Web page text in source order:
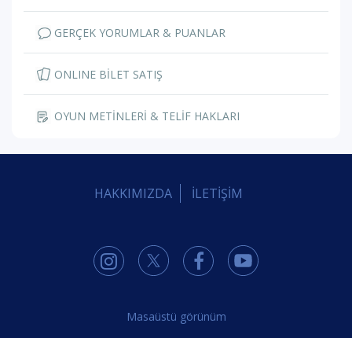
GERÇEK YORUMLAR & PUANLAR
ONLINE BİLET SATIŞ
OYUN METİNLERİ & TELİF HAKLARI
HAKKIMIZDA İLETİŞİM
Masaüstü görünüm